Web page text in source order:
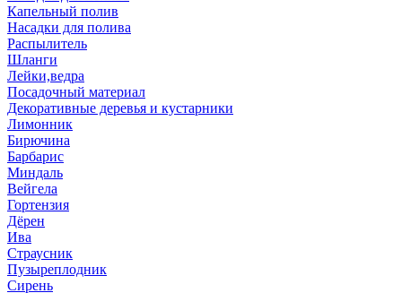
Капельный полив
Насадки для полива
Распылитель
Шланги
Лейки,ведра
Посадочный материал
Декоративные деревья и кустарники
Лимонник
Бирючина
Барбарис
Миндаль
Вейгела
Гортензия
Дёрен
Ива
Страусник
Пузыреплодник
Сирень